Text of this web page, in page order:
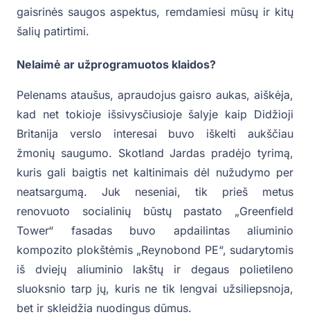
gaisrinės saugos aspektus, remdamiesi mūsų ir kitų
šalių patirtimi.
Nelaimė ar užprogramuotos klaidos?
Pelenams ataušus, apraudojus gaisro aukas, aiškėja,
kad net tokioje išsivysčiusioje šalyje kaip Didžioji
Britanija verslo interesai buvo iškelti aukščiau
žmonių saugumo. Skotland Jardas pradėjo tyrimą,
kuris gali baigtis net kaltinimais dėl nužudymo per
neatsargumą. Juk neseniai, tik prieš metus
renovuoto socialinių būstų pastato „Greenfield
Tower“ fasadas buvo apdailintas aliuminio
kompozito plokštėmis „Reynobond PE“, sudarytomis
iš dviejų aliuminio lakštų ir degaus polietileno
sluoksnio tarp jų, kuris ne tik lengvai užsiliepsnoja,
bet ir skleidžia nuodingus dūmus.